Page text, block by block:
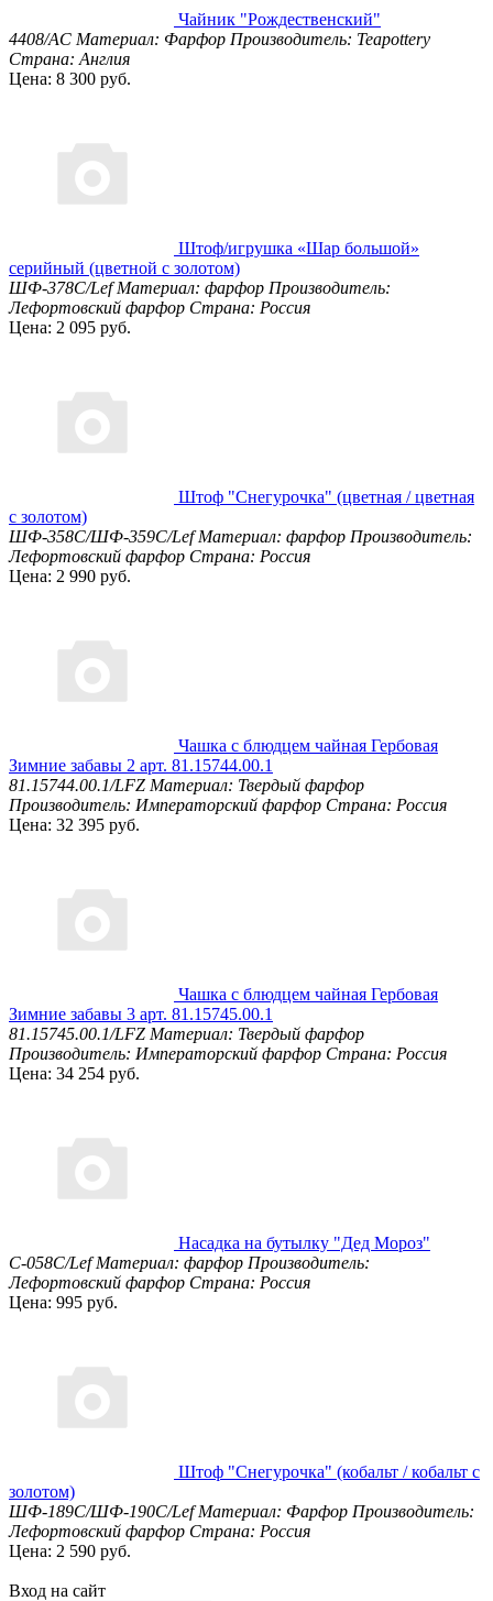
Чайник "Рождественский"
4408/АС Материал: Фарфор Производитель: Teapottery
Страна: Англия
Цена: 8 300 руб.
Штоф/игрушка «Шар большой»
серийный (цветной с золотом)
ШФ-378С/Lef Материал: фарфор Производитель:
Лефортовский фарфор Страна: Россия
Цена: 2 095 руб.
Штоф "Снегурочка" (цветная / цветная
с золотом)
ШФ-358С/ШФ-359С/Lef Материал: фарфор Производитель:
Лефортовский фарфор Страна: Россия
Цена: 2 990 руб.
Чашка с блюдцем чайная Гербовая
Зимние забавы 2 арт. 81.15744.00.1
81.15744.00.1/LFZ Материал: Твердый фарфор
Производитель: Императорский фарфор Страна: Россия
Цена: 32 395 руб.
Чашка с блюдцем чайная Гербовая
Зимние забавы 3 арт. 81.15745.00.1
81.15745.00.1/LFZ Материал: Твердый фарфор
Производитель: Императорский фарфор Страна: Россия
Цена: 34 254 руб.
Насадка на бутылку "Дед Мороз"
С-058С/Lef Материал: фарфор Производитель:
Лефортовский фарфор Страна: Россия
Цена: 995 руб.
Штоф "Снегурочка" (кобальт / кобальт с
золотом)
ШФ-189С/ШФ-190С/Lef Материал: Фарфор Производитель:
Лефортовский фарфор Страна: Россия
Цена: 2 590 руб.
Вход на сайт